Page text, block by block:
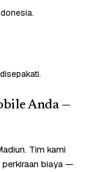
Anda —
Tim kami
biaya —